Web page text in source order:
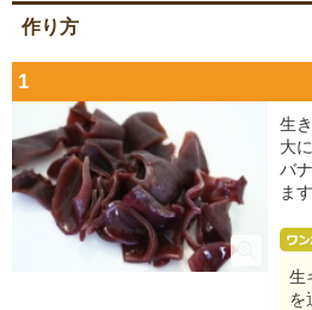
作り方
1
生
大
バ
ます
生
を